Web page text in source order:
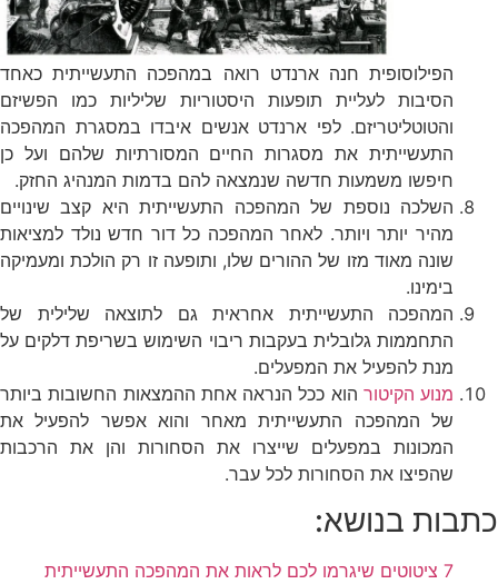
הפילוסופית חנה ארנדט רואה במהפכה התעשייתית כאחד
הסיבות לעליית תופעות היסטוריות שליליות כמו הפשיזם
והטוטליטריזם. לפי ארנדט אנשים איבדו במסגרת המהפכה
התעשייתית את מסגרות החיים המסורתיות שלהם ועל כן
חיפשו משמעות חדשה שנמצאה להם בדמות המנהיג החזק.
השלכה נוספת של המהפכה התעשייתית היא קצב שינויים
מהיר יותר ויותר. לאחר המהפכה כל דור חדש נולד למציאות
שונה מאוד מזו של ההורים שלו, ותופעה זו רק הולכת ומעמיקה
בימינו.
המהפכה התעשייתית אחראית גם לתוצאה שלילית של
התחממות גלובלית בעקבות ריבוי השימוש בשריפת דלקים על
מנת להפעיל את המפעלים.
מנוע הקיטור הוא ככל הנראה אחת ההמצאות החשובות ביותר
של המהפכה התעשייתית מאחר והוא אפשר להפעיל את
המכונות במפעלים שייצרו את הסחורות והן את הרכבות
שהפיצו את הסחורות לכל עבר.
כתבות בנושא:
7 ציטוטים שיגרמו לכם לראות את המהפכה התעשייתית